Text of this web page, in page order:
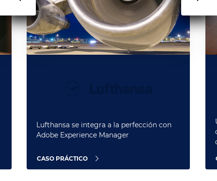
Lufthansa se integra a la perfección con
Adobe Experience Manager
CASO PRÁCTICO